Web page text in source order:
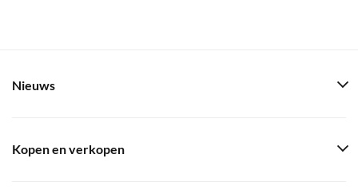
Nieuws
Kopen en verkopen